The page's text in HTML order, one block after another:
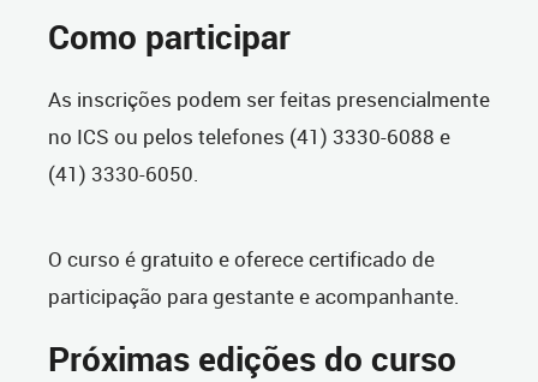
Como participar
As inscrições podem ser feitas presencialmente
no ICS ou pelos telefones (41) 3330-6088 e
(41) 3330-6050.
O curso é gratuito e oferece certificado de
participação para gestante e acompanhante.
Próximas edições do curso